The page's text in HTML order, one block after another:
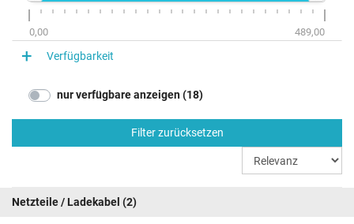
0,00 489,00
Verfügbarkeit
nur verfügbare anzeigen (18)
Filter zurücksetzen
Netzteile / Ladekabel (2)